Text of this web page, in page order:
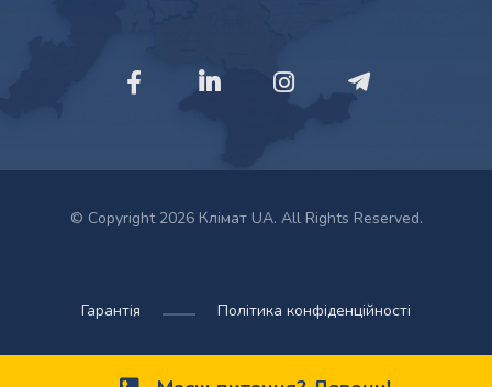
© Copyright 2026 Клімат UA. All Rights Reserved.
Політика конфіденційності
Гарантія